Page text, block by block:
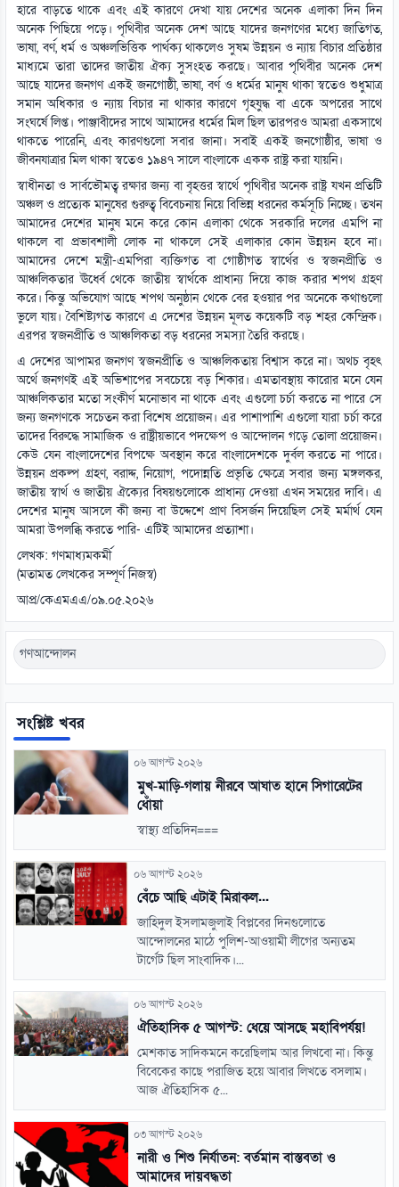
হারে বাড়তে থাকে এবং এই কারণে দেখা যায় দেশের অনেক এলাকা দিন দিন
অনেক পিছিয়ে পড়ে। পৃথিবীর অনেক দেশ আছে যাদের জনগণের মধ্যে জাতিগত,
ভাষা, বর্ণ, ধর্ম ও অঞ্চলভিত্তিক পার্থক্য থাকলেও সুষম উন্নয়ন ও ন্যায় বিচার প্রতিষ্ঠার
মাধ্যমে তারা তাদের জাতীয় ঐক্য সুসংহত করছে। আবার পৃথিবীর অনেক দেশ
আছে যাদের জনগণ একই জনগোষ্ঠী, ভাষা, বর্ণ ও ধর্মের মানুষ থাকা স্বতেও শুধুমাত্র
সমান অধিকার ও ন্যায় বিচার না থাকার কারণে গৃহযুদ্ধ বা একে অপরের সাথে
সংঘর্ষে লিপ্ত। পাঞ্জাবীদের সাথে আমাদের ধর্মের মিল ছিল তারপরও আমরা একসাথে
থাকতে পারেনি, এবং কারণগুলো সবার জানা। সবাই একই জনগোষ্ঠীর, ভাষা ও
জীবনযাত্রার মিল থাকা স্বতেও ১৯৪৭ সালে বাংলাকে একক রাষ্ট্র করা যায়নি।
স্বাধীনতা ও সার্বভৌমত্ব রক্ষার জন্য বা বৃহত্তর স্বার্থে পৃথিবীর অনেক রাষ্ট্র যখন প্রতিটি
অঞ্চল ও প্রত্যেক মানুষের গুরুত্ব বিবেচনায় নিয়ে বিভিন্ন ধরনের কর্মসূচি নিচ্ছে। তখন
আমাদের দেশের মানুষ মনে করে কোন এলাকা থেকে সরকারি দলের এমপি না
থাকলে বা প্রভাবশালী লোক না থাকলে সেই এলাকার কোন উন্নয়ন হবে না।
আমাদের দেশে মন্ত্রী-এমপিরা ব্যক্তিগত বা গোষ্ঠীগত স্বার্থের ও স্বজনপ্রীতি ও
আঞ্চলিকতার ঊর্ধ্বে থেকে জাতীয় স্বার্থকে প্রাধান্য দিয়ে কাজ করার শপথ গ্রহণ
করে। কিন্তু অভিযোগ আছে শপথ অনুষ্ঠান থেকে বের হওয়ার পর অনেকে কথাগুলো
ভুলে যায়। বৈশিষ্ট্যগত কারণে এ দেশের উন্নয়ন মূলত কয়েকটি বড় শহর কেন্দ্রিক।
এরপর স্বজনপ্রীতি ও আঞ্চলিকতা বড় ধরনের সমস্যা তৈরি করছে।
এ দেশের আপামর জনগণ স্বজনপ্রীতি ও আঞ্চলিকতায় বিশ্বাস করে না। অথচ বৃহৎ
অর্থে জনগণই এই অভিশাপের সবচেয়ে বড় শিকার। এমতাবস্থায় কারোর মনে যেন
আঞ্চলিকতার মতো সংকীর্ণ মনোভাব না থাকে এবং এগুলো চর্চা করতে না পারে সে
জন্য জনগণকে সচেতন করা বিশেষ প্রয়োজন। এর পাশাপাশি এগুলো যারা চর্চা করে
তাদের বিরুদ্ধে সামাজিক ও রাষ্ট্রীয়ভাবে পদক্ষেপ ও আন্দোলন গড়ে তোলা প্রয়োজন।
কেউ যেন বাংলাদেশের বিপক্ষে অবস্থান করে বাংলাদেশকে দুর্বল করতে না পারে।
উন্নয়ন প্রকল্প গ্রহণ, বরাদ্দ, নিয়োগ, পদোন্নতি প্রভৃতি ক্ষেত্রে সবার জন্য মঙ্গলকর,
জাতীয় স্বার্থ ও জাতীয় ঐক্যের বিষয়গুলোকে প্রাধান্য দেওয়া এখন সময়ের দাবি। এ
দেশের মানুষ আসলে কী জন্য বা উদ্দেশে প্রাণ বিসর্জন দিয়েছিল সেই মর্মার্থ যেন
আমরা উপলব্ধি করতে পারি- এটিই আমাদের প্রত্যাশা।
লেখক: গণমাধ্যমকর্মী
(মতামত লেখকের সম্পূর্ণ নিজস্ব)
আপ্র/কেএমএএ/০৯.০৫.২০২৬
গণআন্দোলন
সংশ্লিষ্ট খবর
০৬ আগস্ট ২০২৬
মুখ-মাড়ি-গলায় নীরবে আঘাত হানে সিগারেটের
ধোঁয়া
স্বাস্থ্য প্রতিদিন===
০৬ আগস্ট ২০২৬
বেঁচে আছি এটাই মিরাকল...
জাহিদুল ইসলামজুলাই বিপ্লবের দিনগুলোতে
আন্দোলনের মাঠে পুলিশ-আওয়ামী লীগের অন্যতম
টার্গেট ছিল সাংবাদিক।...
০৬ আগস্ট ২০২৬
ঐতিহাসিক ৫ আগস্ট: ধেয়ে আসছে মহাবিপর্যয়!
মেশকাত সাদিকমনে করেছিলাম আর লিখবো না। কিন্তু
বিবেকের কাছে পরাজিত হয়ে আবার লিখতে বসলাম।
আজ ঐতিহাসিক ৫...
০৩ আগস্ট ২০২৬
নারী ও শিশু নির্যাতন: বর্তমান বাস্তবতা ও
আমাদের দায়বদ্ধতা